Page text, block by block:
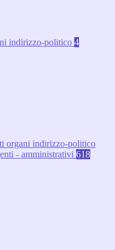
indirizzo-politico 4
organi indirizzo-politico
- amministrativi 618